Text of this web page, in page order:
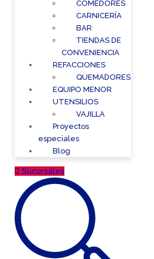
COMEDORES
CARNICERÍA
BAR
TIENDAS DE
CONVENIENCIA
REFACCIONES
QUEMADORES
EQUIPO MENOR
UTENSILIOS
VAJILLA
Proyectos
especiales
Blog
Sucursales